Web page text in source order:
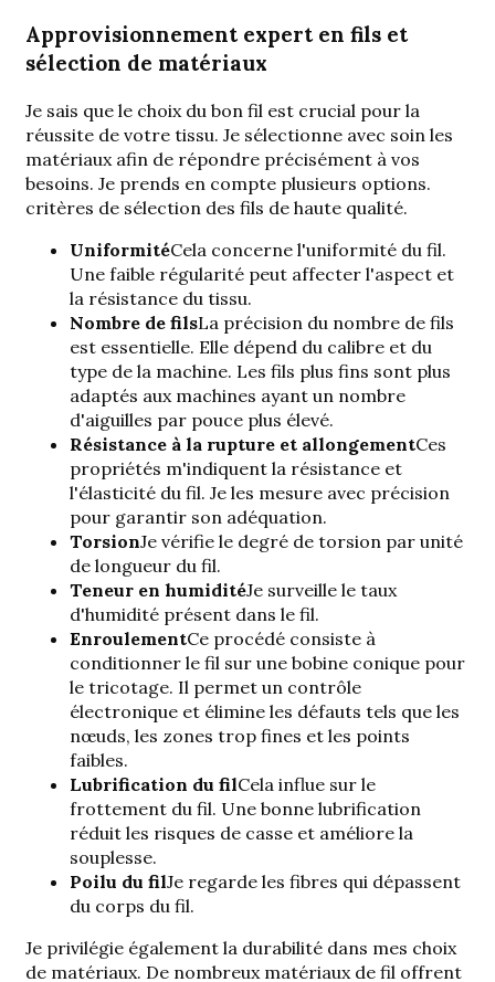
Approvisionnement expert en fils et
sélection de matériaux
Je sais que le choix du bon fil est crucial pour la
réussite de votre tissu. Je sélectionne avec soin les
matériaux afin de répondre précisément à vos
besoins. Je prends en compte plusieurs options.
critères de sélection des fils de haute qualité.
UniformitéCela concerne l'uniformité du fil.
Une faible régularité peut affecter l'aspect et
la résistance du tissu.
Nombre de filsLa précision du nombre de fils
est essentielle. Elle dépend du calibre et du
type de la machine. Les fils plus fins sont plus
adaptés aux machines ayant un nombre
d'aiguilles par pouce plus élevé.
Résistance à la rupture et allongementCes
propriétés m'indiquent la résistance et
l'élasticité du fil. Je les mesure avec précision
pour garantir son adéquation.
TorsionJe vérifie le degré de torsion par unité
de longueur du fil.
Teneur en humiditéJe surveille le taux
d'humidité présent dans le fil.
EnroulementCe procédé consiste à
conditionner le fil sur une bobine conique pour
le tricotage. Il permet un contrôle
électronique et élimine les défauts tels que les
nœuds, les zones trop fines et les points
faibles.
Lubrification du filCela influe sur le
frottement du fil. Une bonne lubrification
réduit les risques de casse et améliore la
souplesse.
Poilu du filJe regarde les fibres qui dépassent
du corps du fil.
Je privilégie également la durabilité dans mes choix
de matériaux. De nombreux matériaux de fil offrent